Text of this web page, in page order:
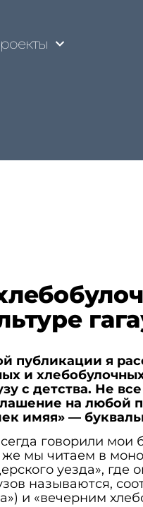
публикации я
и
с детства. Не
на любой
имяя» —
говорили мои
же мы читаем в
уезда», где
называются,
и «вечерним